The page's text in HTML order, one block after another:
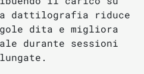
dattilografia riduce
dita e migliora
durante sessioni